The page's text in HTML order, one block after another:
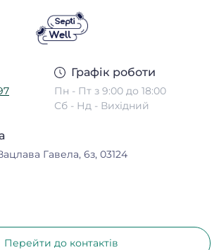
у всіх типах септиків
бетонні та сталеві .
стічних вод.
Графік роботи
Пн - Пт з 9:00 до 18:00
Сб - Нд - Вихідний
Гавела, 6з, 03124
Перейти до контактів